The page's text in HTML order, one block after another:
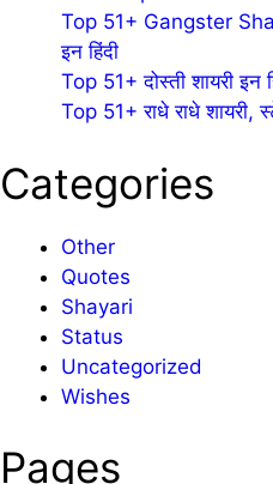
Top 51+ Gangster
इन हिंदी
Top 51+ दोस्ती शायरी
Top 51+ राधे राधे शायरी,
Categories
Other
Quotes
Shayari
Status
Uncategorized
Wishes
Pages